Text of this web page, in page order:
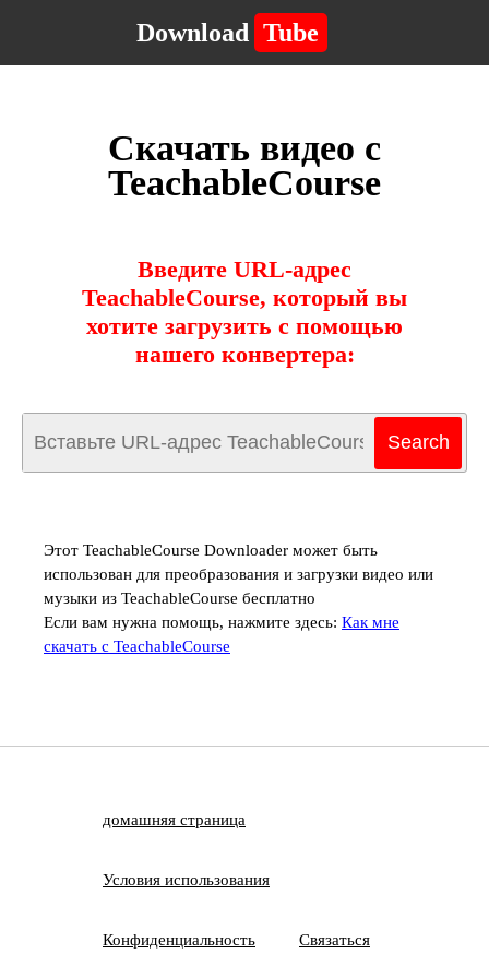
Download Tube
Скачать видео с
TeachableCourse
Введите URL-адрес
TeachableCourse, который вы
хотите загрузить с помощью
нашего конвертера:
Этот TeachableCourse Downloader может быть
использован для преобразования и загрузки видео или
музыки из TeachableCourse бесплатно
Если вам нужна помощь, нажмите здесь: Как мне
скачать с TeachableCourse
домашняя страница
Условия использования
Конфиденциальность Связаться